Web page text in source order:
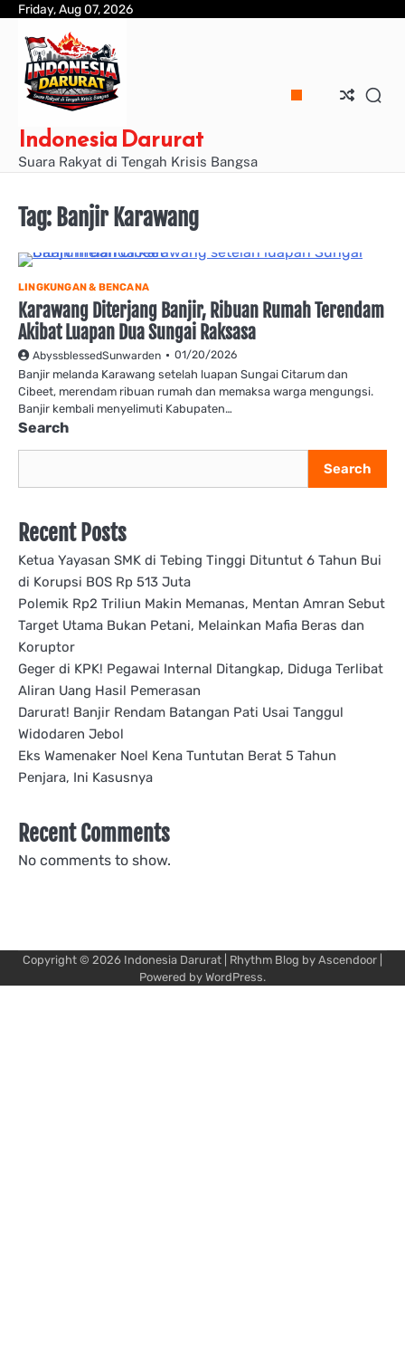
Skip
content
Friday, Aug 07, 2026
Indonesia Darurat
Suara Rakyat di Tengah Krisis Bangsa
Tag: Banjir Karawang
LINGKUNGAN & BENCANA
Karawang Diterjang Banjir, Ribuan Rumah Terendam
Akibat Luapan Dua Sungai Raksasa
AbyssblessedSunwarden 01/20/2026
Banjir melanda Karawang setelah luapan Sungai Citarum dan
Cibeet, merendam ribuan rumah dan memaksa warga mengungsi.
Banjir kembali menyelimuti Kabupaten…
Search
Search
Recent Posts
Ketua Yayasan SMK di Tebing Tinggi Dituntut 6 Tahun Bui
di Korupsi BOS Rp 513 Juta
Polemik Rp2 Triliun Makin Memanas, Mentan Amran Sebut
Target Utama Bukan Petani, Melainkan Mafia Beras dan
Koruptor
Geger di KPK! Pegawai Internal Ditangkap, Diduga Terlibat
Aliran Uang Hasil Pemerasan
Darurat! Banjir Rendam Batangan Pati Usai Tanggul
Widodaren Jebol
Eks Wamenaker Noel Kena Tuntutan Berat 5 Tahun
Penjara, Ini Kasusnya
Recent Comments
No comments to show.
Copyright © 2026 Indonesia Darurat | Rhythm Blog by Ascendoor
Powered by WordPress.